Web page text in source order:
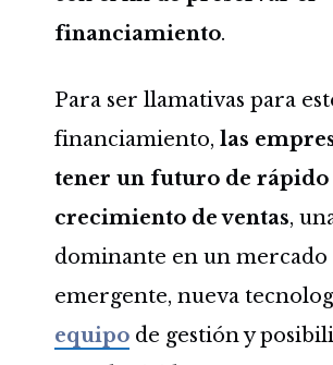
financiamiento.
Para ser llamativas para
financiamiento, las
tener un futuro de rápido
crecimiento de ventas,
dominante en un mercado
emergente, nueva
equipode gestión y